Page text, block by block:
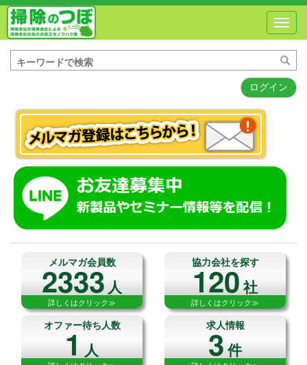
ログイン
メルマガ会員数
2333人
詳しくはクリック≫
協力会社を探す
120社
詳しくはクリック≫
オファー待ち人数
1人
求人情報
3件